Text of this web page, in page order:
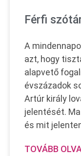
Férfi
A
azt, hogy
alapvető
évszázadok
Artúr király
jelentését.
és mit
TOVÁBB